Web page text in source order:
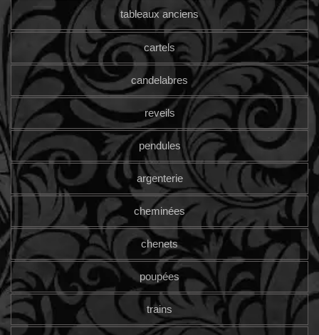
tableaux anciens
cartels
candelabres
reveils
pendules
argenterie
cheminées
chenets
poupées
trains